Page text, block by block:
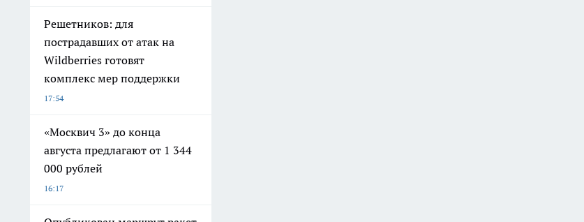
Решетников: для
пострадавших от атак на
Wildberries готовят
комплекс мер поддержки
17:54
«Москвич 3» до конца
августа предлагают от 1 344
000 рублей
16:17